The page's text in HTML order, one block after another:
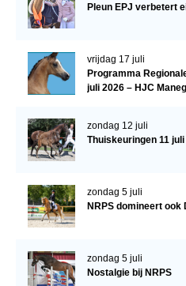
Pleun EPJ verbetert
vrijdag 17 juli
Programma
juli 2026 – HJC
zondag 12 juli
Thuiskeuringen 11
zondag 5 juli
NRPS domineert ook
zondag 5 juli
Nostalgie bij NRPS